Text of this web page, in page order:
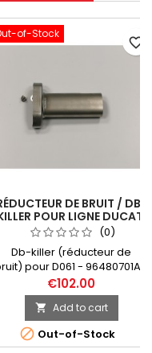
of-Stock
DE BRUIT / DB-
POUR LIGNE DUCATI
MTS 1200 (0)
Db-killer (réducteur de
pour D061 - 96480701A -
LIGNE COMPLETE 2x1 RACING
MTS1200 1106, D180 - 96481471A
- LIGNE COMPLETE 2x1 RACING
MTS1200 1504. Vis de fixation
incluse.
€102.00
 Add to cart
 Out-of-Stock
favorite_border